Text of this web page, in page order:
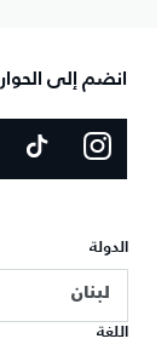
انضم إلى الحوار
الدولة
لبنان
اللغة